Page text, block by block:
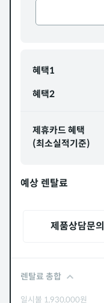
혜택1
혜택2
제휴카드 혜택
(최소실적기준)
예상 렌탈료
제품상담문의
렌탈료 총합
일시불 1,930,000원